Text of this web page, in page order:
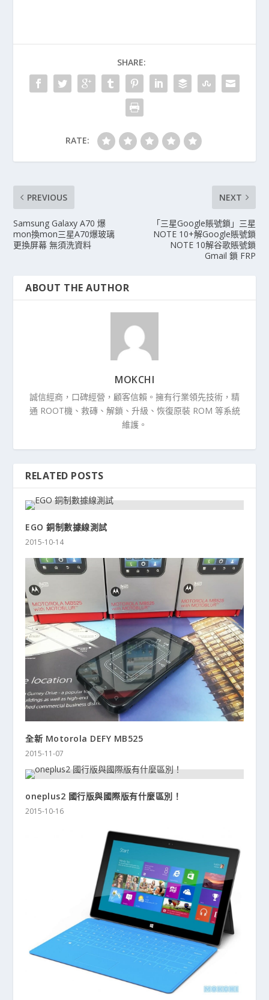
SHARE:
RATE:
PREVIOUS
Samsung Galaxy A70 爆
mon換mon三星A70爆玻璃
更換屏幕 無須洗資料
NEXT
「三星Google賬號鎖」三星
NOTE 10+解Google賬號鎖
NOTE 10解谷歌賬號鎖
Gmail 鎖 FRP
ABOUT THE AUTHOR
MOKCHI
誠信經商，口碑經營，顧客信賴。擁有行業領先技術，精
通 ROOT機、救磚、解鎖、升級、恢復原裝 ROM 等系統
維護。
RELATED POSTS
EGO 銅制數據線測試
2015-10-14
全新 Motorola DEFY MB525
2015-11-07
oneplus2 國行版與國際版有什麼區別！
2015-10-16